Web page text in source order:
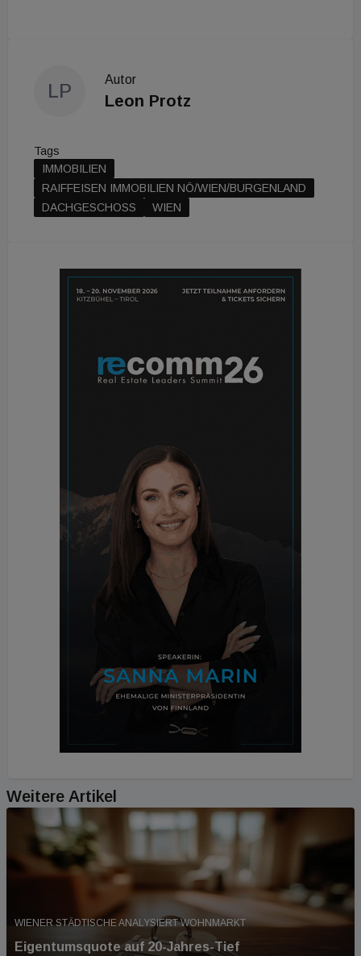
LP
Autor
Leon Protz
Tags
IMMOBILIEN
RAIFFEISEN IMMOBILIEN NÖ/WIEN/BURGENLAND
DACHGESCHOSS
WIEN
Weitere Artikel
WIENER STÄDTISCHE ANALYSIERT WOHNMARKT
Eigentumsquote auf 20-Jahres-Tief